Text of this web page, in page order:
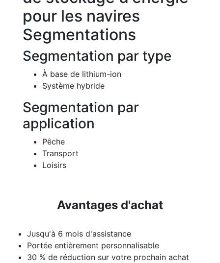
pour les navires
Segmentations
Segmentation par type
À base de lithium-ion
Système hybride
Segmentation par
application
Pêche
Transport
Loisirs
Avantages d'achat
Jusqu'à 6 mois d'assistance
Portée entièrement personnalisable
30 % de réduction sur votre prochain achat